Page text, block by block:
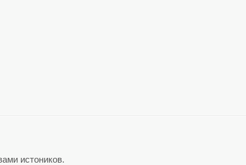
истоников.